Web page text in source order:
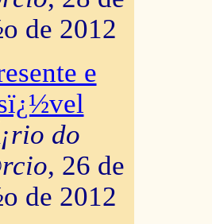
de 2012
e
do
, 26 de
de 2012